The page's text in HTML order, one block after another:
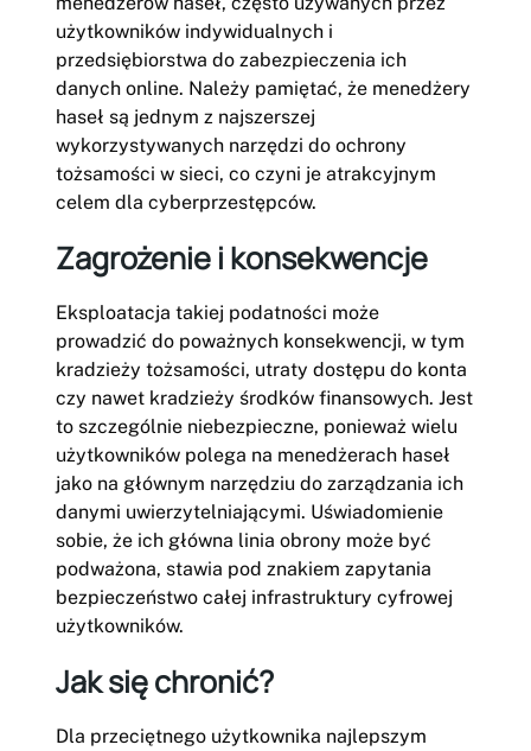
użytkowników indywidualnych i
przedsiębiorstwa do zabezpieczenia ich
danych online. Należy pamiętać, że menedżery
haseł są jednym z najszerszej
wykorzystywanych narzędzi do ochrony
tożsamości w sieci, co czyni je atrakcyjnym
celem dla cyberprzestępców.
Zagrożenie i konsekwencje
Eksploatacja takiej podatności może
prowadzić do poważnych konsekwencji, w tym
kradzieży tożsamości, utraty dostępu do konta
czy nawet kradzieży środków finansowych. Jest
to szczególnie niebezpieczne, ponieważ wielu
użytkowników polega na menedżerach haseł
jako na głównym narzędziu do zarządzania ich
danymi uwierzytelniającymi. Uświadomienie
sobie, że ich główna linia obrony może być
podważona, stawia pod znakiem zapytania
bezpieczeństwo całej infrastruktury cyfrowej
użytkowników.
Jak się chronić?
Dla przeciętnego użytkownika najlepszym